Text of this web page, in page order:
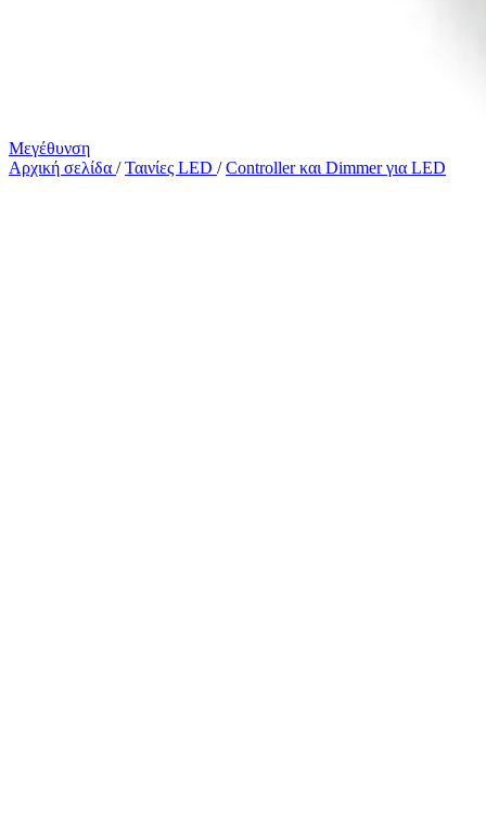
Μεγέθυνση
Αρχική σελίδα / Ταινίες LED / Controller και Dimmer για LED